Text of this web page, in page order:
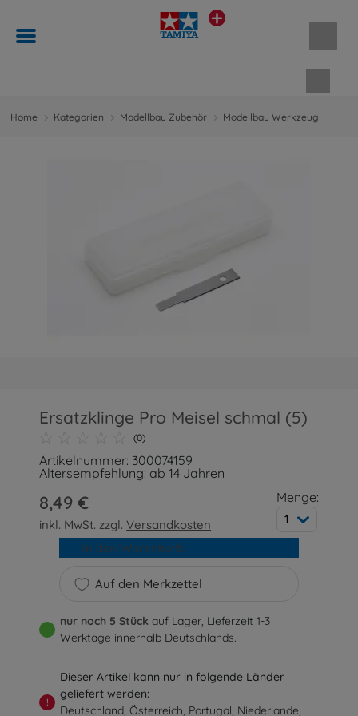
Home Kategorien Modellbau Zubehör Modellbau Werkzeug
Ersatzklinge Pro Meisel schmal (5)
(0)
Artikelnummer: 300074159
Altersempfehlung: ab 14 Jahren
8,49 €
inkl. MwSt. zzgl.Versandkosten
Menge:
1
Auf den Merkzettel
In den Warenkorb
nur noch 5 Stück auf Lager, Lieferzeit 1-3
Werktage innerhalb Deutschlands.
!
Dieser Artikel kann nur in folgende Länder
geliefert werden:
Deutschland, Österreich, Portugal, Niederlande,